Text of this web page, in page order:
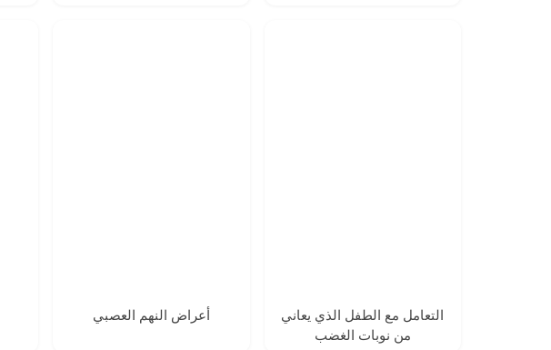
التعامل مع الطفل الذي يعاني
من نوبات الغضب
أعراض النهم العصبي